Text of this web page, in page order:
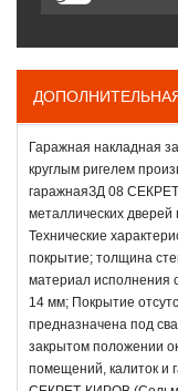
Гаражная накладная
круглым ригелем
гаражнаяЗД 08
металлических
Технические
покрытие; толщина
материал исполнения
14 мм; Покрытие
предназначена под
закрытом положении
помещений, калиток и